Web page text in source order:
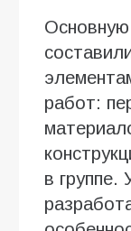
Основную
работ:
в группе.